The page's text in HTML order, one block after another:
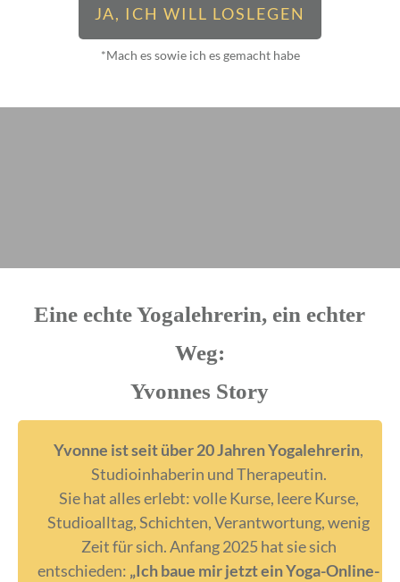
JA, ICH WILL LOSLEGEN
*Mach es sowie ich es gemacht habe
Eine echte Yogalehrerin, ein echter
Weg:
Yvonnes Story
Yvonne ist seit über 20 Jahren Yogalehrerin,
Studioinhaberin und Therapeutin.
Sie hat alles erlebt: volle Kurse, leere Kurse,
Studioalltag, Schichten, Verantwortung, wenig
Zeit für sich. Anfang 2025 hat sie sich
entschieden: „Ich baue mir jetzt ein Yoga-Online-